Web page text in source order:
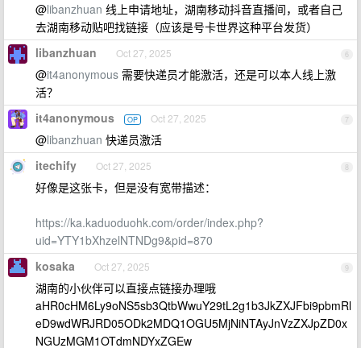
@libanzhuan 线上申请地址，湖南移动抖音直播间，或者自己
去湖南移动贴吧找链接（应该是号卡世界这种平台发货）
6
libanzhuan Oct 27, 2025
@it4anonymous 需要快递员才能激活，还是可以本人线上激
活？
7
it4anonymous OP Oct 27, 2025
@libanzhuan 快递员激活
8
itechify Oct 27, 2025
好像是这张卡，但是没有宽带描述：
https://ka.kaduoduohk.com/order/index.php?
uid=YTY1bXhzelNTNDg9&pid=870
9
kosaka Oct 27, 2025
湖南的小伙伴可以直接点链接办理哦
aHR0cHM6Ly9oNS5sb3QtbWwuY29tL2g1b3JkZXJFbi9pbmRl
eD9wdWRJRD05ODk2MDQ1OGU5MjNiNTAyJnVzZXJpZD0x
NGUzMGM1OTdmNDYxZGEw